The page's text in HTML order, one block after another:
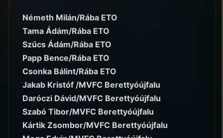
Németh Milán/Rába ETO
Tama Ádám/Rába ETO
Szűcs Ádám/Rába ETO
Papp Bence/Rába ETO
Csonka Bálint/Rába ETO
Jakab Kristóf /MVFC Berettyóújfalu
Daróczi Dávid/MVFC Berettyóújfalu
Szabó Tibor/MVFC Berettyóújfalu
Kártik Zsombor/MVFC Berettyóújfalu